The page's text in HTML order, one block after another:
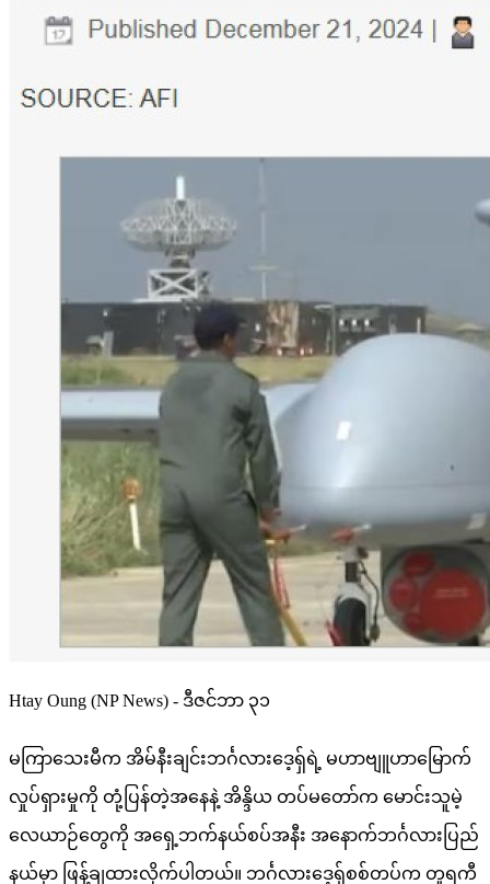
Htay Oung (NP News) - ဒီဇင်ဘာ ၃၁
မကြာသေးမီက အိမ်နီးချင်းဘင်္ဂလားဒေ့ရှ်ရဲ့ မဟာဗျူဟာမြောက်
လှုပ်ရှားမှုကို တုံ့ပြန်တဲ့အနေနဲ့ အိန္ဒိယ တပ်မတော်က မောင်းသူမဲ့
လေယာဉ်တွေကို အရှေ့ဘက်နယ်စပ်အနီး အနောက်ဘင်္ဂလားပြည်
နယ်မှာ ဖြန့်ချထားလိုက်ပါတယ်။ ဘင်္ဂလားဒေ့ရှ်စစ်တပ်က တူရကီ